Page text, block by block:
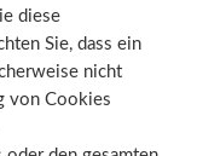
diese
Sie, dass ein
nicht
von Cookies